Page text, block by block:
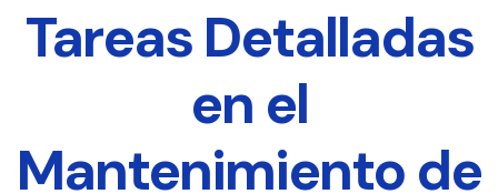
Tareas Detalladas
en el
Mantenimiento de